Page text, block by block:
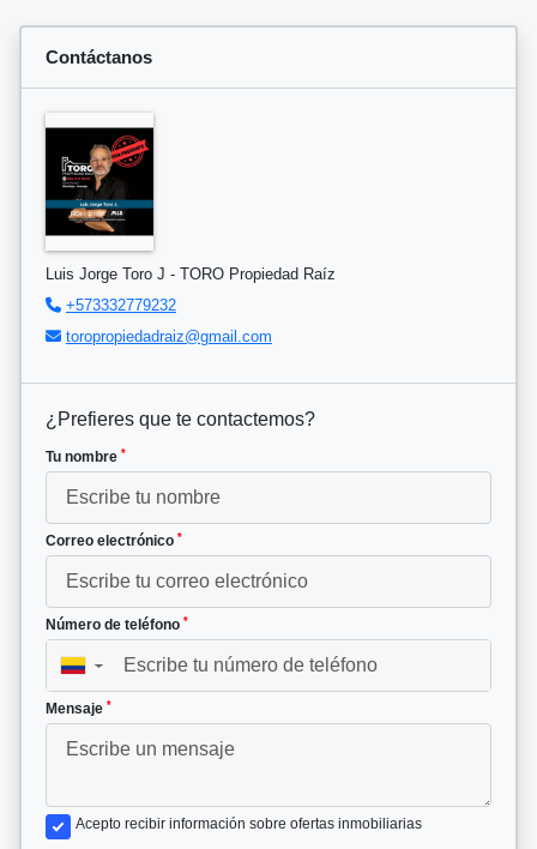
Contáctanos
Luis Jorge Toro J - TORO Propiedad Raíz
+573332779232
toropropiedadraiz@gmail.com
¿Prefieres que te contactemos?
Tu nombre *
Correo electrónico *
Número de teléfono *
▼
Mensaje *
Acepto recibir información sobre ofertas inmobiliarias